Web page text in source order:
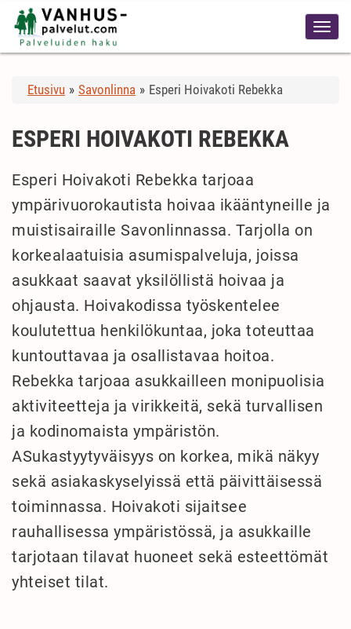
Etusivu » Savonlinna » Esperi Hoivakoti Rebekka
ESPERI HOIVAKOTI REBEKKA
Esperi Hoivakoti Rebekka tarjoaa
ympärivuorokautista hoivaa ikääntyneille ja
muistisairaille Savonlinnassa. Tarjolla on
korkealaatuisia asumispalveluja, joissa
asukkaat saavat yksilöllistä hoivaa ja
ohjausta. Hoivakodissa työskentelee
koulutettua henkilökuntaa, joka toteuttaa
kuntouttavaa ja osallistavaa hoitoa.
Rebekka tarjoaa asukkailleen monipuolisia
aktiviteetteja ja virikkeitä, sekä turvallisen
ja kodinomaista ympäristön.
ASukastyytyväisyys on korkea, mikä näkyy
sekä asiakaskyselyissä että päivittäisessä
toiminnassa. Hoivakoti sijaitsee
rauhallisessa ympäristössä, ja asukkaille
tarjotaan tilavat huoneet sekä esteettömät
yhteiset tilat.